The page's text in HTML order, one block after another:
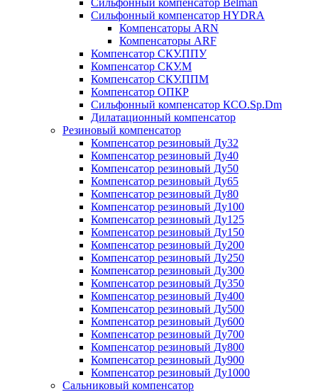
Сильфонный компенсатор Belman
Сильфонный компенсатор HYDRA
Компенсаторы ARN
Компенсаторы ARF
Компенсатор СКУ.ППУ
Компенсатор СКУ.М
Компенсатор СКУ.ППМ
Компенсатор ОПКР
Сильфонный компенсатор КСО.Sp.Dm
Дилатационный компенсатор
Резиновый компенсатор
Компенсатор резиновый Ду32
Компенсатор резиновый Ду40
Компенсатор резиновый Ду50
Компенсатор резиновый Ду65
Компенсатор резиновый Ду80
Компенсатор резиновый Ду100
Компенсатор резиновый Ду125
Компенсатор резиновый Ду150
Компенсатор резиновый Ду200
Компенсатор резиновый Ду250
Компенсатор резиновый Ду300
Компенсатор резиновый Ду350
Компенсатор резиновый Ду400
Компенсатор резиновый Ду500
Компенсатор резиновый Ду600
Компенсатор резиновый Ду700
Компенсатор резиновый Ду800
Компенсатор резиновый Ду900
Компенсатор резиновый Ду1000
Сальниковый компенсатор